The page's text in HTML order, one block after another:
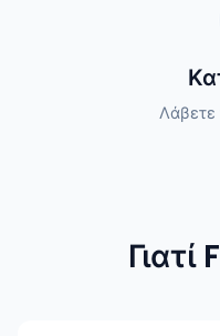
Λάβετε
Γιατί